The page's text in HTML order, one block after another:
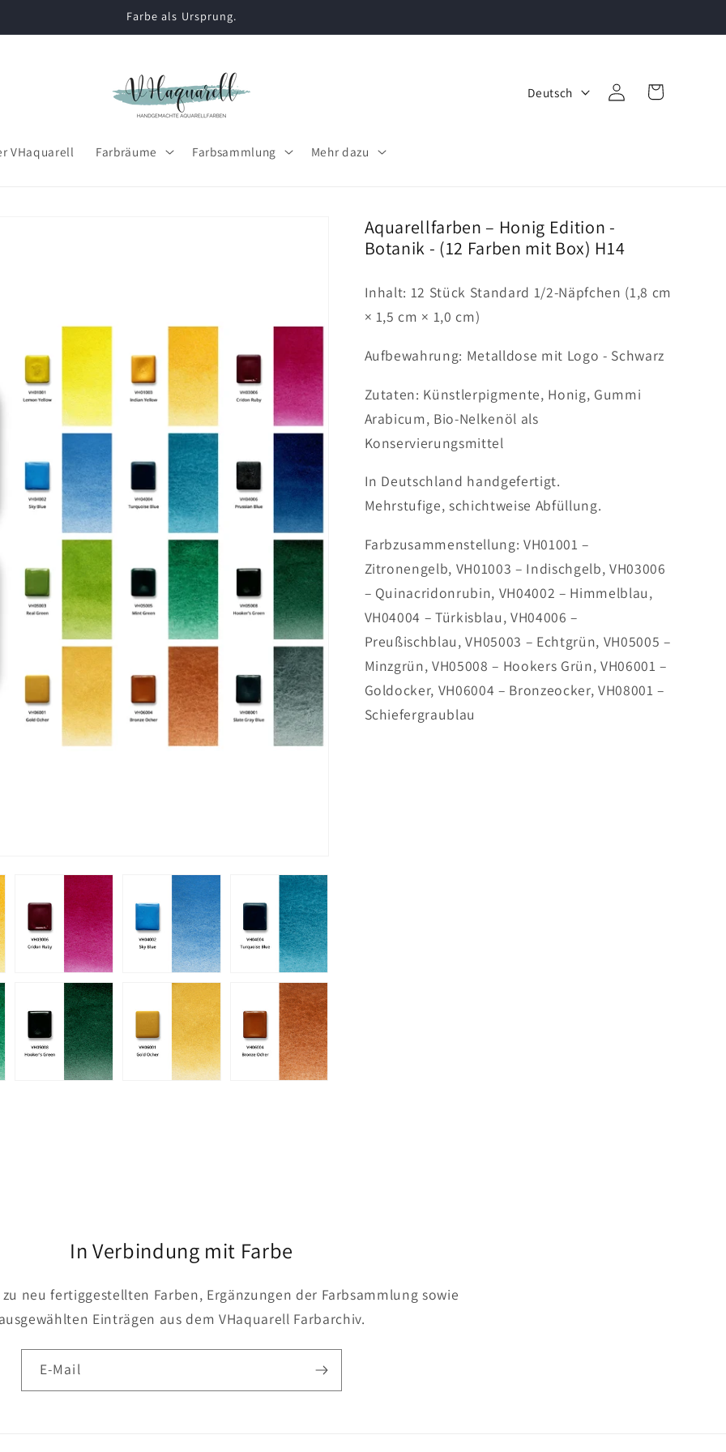
Farbe als Ursprung.
VHaquarell Farbräume Farbsammlung Mehr dazu
h
e
Deutsch EinloggenWarenkorb
Aquarellfarben – Honig Edition -
Botanik - (12 Farben mit Box) H14
Inhalt: 12 Stück Standard 1/2-Näpfchen (1,8 cm
× 1,5 cm × 1,0 cm)
Aufbewahrung: Metalldose mit Logo - Schwarz
Zutaten: Künstlerpigmente, Honig, Gummi
Arabicum, Bio-Nelkenöl als
Konservierungsmittel
In Deutschland handgefertigt.
Mehrstufige, schichtweise Abfüllung.
Farbzusammenstellung: VH01001 –
Zitronengelb, VH01003 – Indischgelb, VH03006
– Quinacridonrubin, VH04002 – Himmelblau,
VH04004 – Türkisblau, VH04006 –
Preußischblau, VH05003 – Echtgrün, VH05005 –
Minzgrün, VH05008 – Hookers Grün, VH06001 –
Goldocker, VH06004 – Bronzeocker, VH08001 –
Schiefergraublau
In Verbindung mit Farbe
neu fertiggestellten Farben, Ergänzungen der Farbsammlung sowie
ausgewählten Einträgen aus dem VHaquarell Farbarchiv.
E-Mail